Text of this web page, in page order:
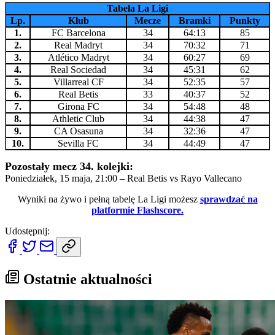
Tabela La Ligi
Lp.
Klub Mecze Bramki
Punkty
1.
FC Barcelona 34 64:13
85
2.
Real Madryt 34 70:32
71
3.
Atlético Madryt 34 60:27
69
4.
Real Sociedad 34 45:31
62
5.
Villarreal CF 34 52:35
57
6.
Real Betis 33 40:37
52
7.
Girona FC 34 54:48
48
8.
Athletic Club 34 44:38
47
9.
CA Osasuna 34 32:36
47
10.
Sevilla FC 34 44:49 47
Pozostały mecz 34. kolejki:
Poniedziałek, 15 maja, 21:00 – Real Betis vs Rayo Vallecano
Wyniki na żywo i pełną tabelę La Ligi możesz sprawdzać na
platformie Flashscore.
Udostępnij:
Ostatnie aktualności